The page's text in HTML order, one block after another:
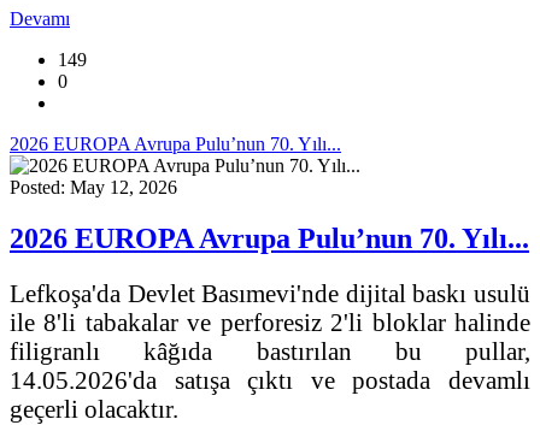
Devamı
149
0
2026 EUROPA Avrupa Pulu’nun 70. Yılı...
Posted: May 12, 2026
2026 EUROPA Avrupa Pulu’nun 70. Yılı...
Lefkoşa'da Devlet Basımevi'nde dijital baskı usulü
ile 8'li tabakalar ve perforesiz 2'li bloklar halinde
filigranlı kâğıda bastırılan bu pullar,
14.05.2026'da satışa çıktı ve postada devamlı
geçerli olacaktır.